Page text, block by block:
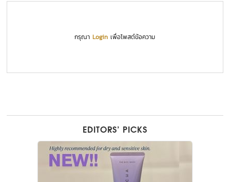
กรุณาLogin เพื่อโพสต์ข้อความ
EDITORS’ PICKS